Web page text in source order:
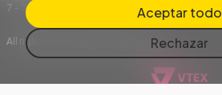
Aceptar todo
Rechazar
7 – 35
All rights reserved empowered by